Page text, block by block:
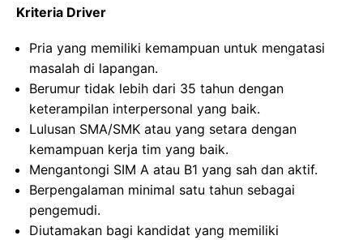
Kriteria Driver
Pria yang memiliki kemampuan untuk mengatasi
masalah di lapangan.
Berumur tidak lebih dari 35 tahun dengan
keterampilan interpersonal yang baik.
Lulusan SMA/SMK atau yang setara dengan
kemampuan kerja tim yang baik.
Mengantongi SIM A atau B1 yang sah dan aktif.
Berpengalaman minimal satu tahun sebagai
pengemudi.
Diutamakan bagi kandidat yang memiliki